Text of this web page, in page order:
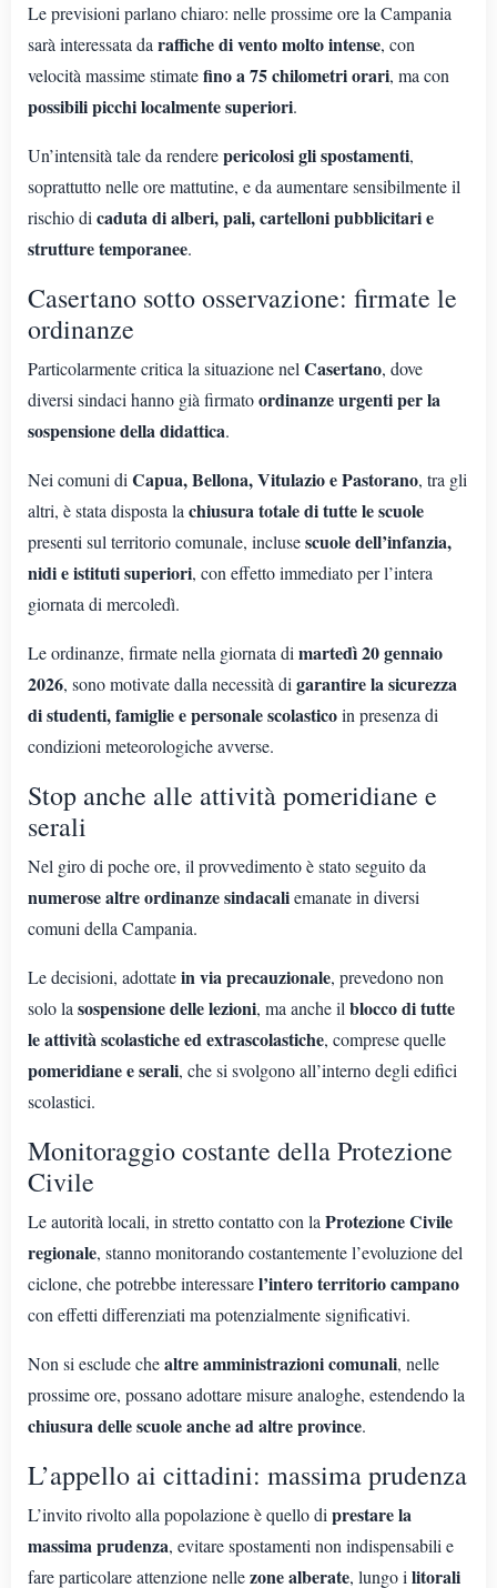
Le previsioni parlano chiaro: nelle prossime ore la Campania
sarà interessata da raffiche di vento molto intense, con
velocità massime stimatefino a 75 chilometri orari, ma con
possibili picchi localmente superiori.
Un’intensità tale da renderepericolosi gli spostamenti,
soprattutto nelle ore mattutine, e da aumentare sensibilmente il
rischio di caduta di alberi, pali, cartelloni pubblicitari e
strutture temporanee.
Casertano sotto osservazione: firmate le
ordinanze
Particolarmente critica la situazione nel Casertano, dove
diversi sindaci hanno già firmatoordinanze urgenti per la
sospensione della didattica.
Nei comuni di Capua, Bellona, Vitulazio e Pastorano, tra gli
altri, è stata disposta la chiusura totale di tutte le scuole
presenti sul territorio comunale, inclusescuole dell’infanzia,
nidi e istituti superiori, con effetto immediato per l’intera
giornata di mercoledì.
Le ordinanze, firmate nella giornata di martedì 20 gennaio
2026, sono motivate dalla necessità di garantire la sicurezza
di studenti, famiglie e personale scolasticoin presenza di
condizioni meteorologiche avverse.
Stop anche alle attività pomeridiane e
serali
Nel giro di poche ore, il provvedimento è stato seguito da
numerose altre ordinanze sindacaliemanate in diversi
comuni della Campania.
Le decisioni, adottatein via precauzionale, prevedono non
solo la sospensione delle lezioni, ma anche il blocco di tutte
le attività scolastiche ed extrascolastiche, comprese quelle
pomeridiane e serali, che si svolgono all’interno degli edifici
scolastici.
Monitoraggio costante della Protezione
Civile
Le autorità locali, in stretto contatto con la Protezione Civile
regionale, stanno monitorando costantemente l’evoluzione del
ciclone, che potrebbe interessarel’intero territorio campano
con effetti differenziati ma potenzialmente significativi.
Non si esclude chealtre amministrazioni comunali, nelle
prossime ore, possano adottare misure analoghe, estendendo la
chiusura delle scuole anche ad altre province.
L’appello ai cittadini: massima prudenza
L’invito rivolto alla popolazione è quello di prestare la
massima prudenza, evitare spostamenti non indispensabili e
fare particolare attenzione nellezone alberate, lungo i litorali